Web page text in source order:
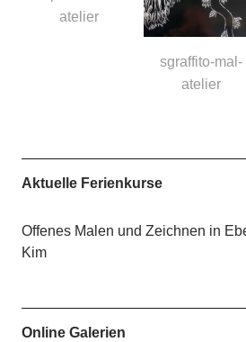
atelier
sgraffito-mal-
atelier
Aktuelle Ferienkurse
Offenes Malen und Zeichnen in
Kim
Online Galerien